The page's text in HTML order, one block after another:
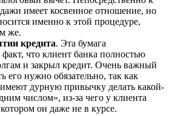
имеет косвенное отношение, но
именно к этой процедуре,
же.
кредита. Эта бумага
факт, что клиент банка полностью
и закрыл кредит. Очень важный
его нужно обязательно, так как
дурную привычку делать какой-
числом», из-за чего у клиента
он даже не в курсе.